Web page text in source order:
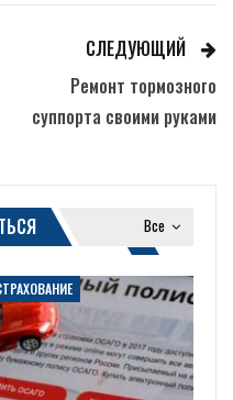
СЛЕДУЮЩИЙ
Ремонт тормозного
суппорта своими руками
Все